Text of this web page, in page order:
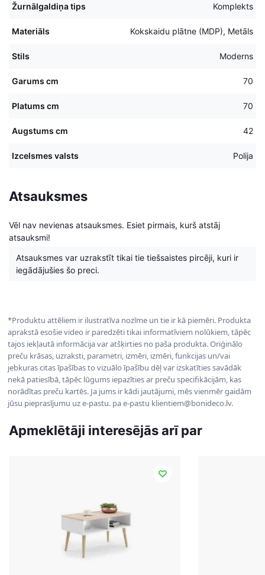
Žurnālgaldiņa tips Komplekts
Materiāls Kokskaidu plātne (MDP), Metāls
Stils Moderns
Garums cm 70
Platums cm 70
Augstums cm 42
Izcelsmes valsts Polija
Atsauksmes
Vēl nav nevienas atsauksmes. Esiet pirmais, kurš atstāj
atsauksmi!
Atsauksmes var uzrakstīt tikai tie tiešsaistes pircēji, kuri ir
iegādājušies šo preci.
*Produktu attēliem ir ilustratīva nozīme un tie ir kā piemēri. Produkta
aprakstā esošie video ir paredzēti tikai informatīviem nolūkiem, tāpēc
tajos iekļautā informācija var atšķirties no paša produkta. Oriģinālo
preču krāsas, uzraksti, parametri, izmēri, izmēri, funkcijas un/vai
jebkuras citas īpašības to vizuālo īpašību dēļ var izskatīties savādāk
nekā patiesībā, tāpēc lūgums iepazīties ar preču specifikācijām, kas
norādītas preču kartēs. Ja jums ir kādi jautājumi, mēs vienmēr gaidām
jūsu pieprasījumu uz e-pastu. pa e-pastu klientiem@bonideco.lv.
Apmeklētāji interesējās arī par